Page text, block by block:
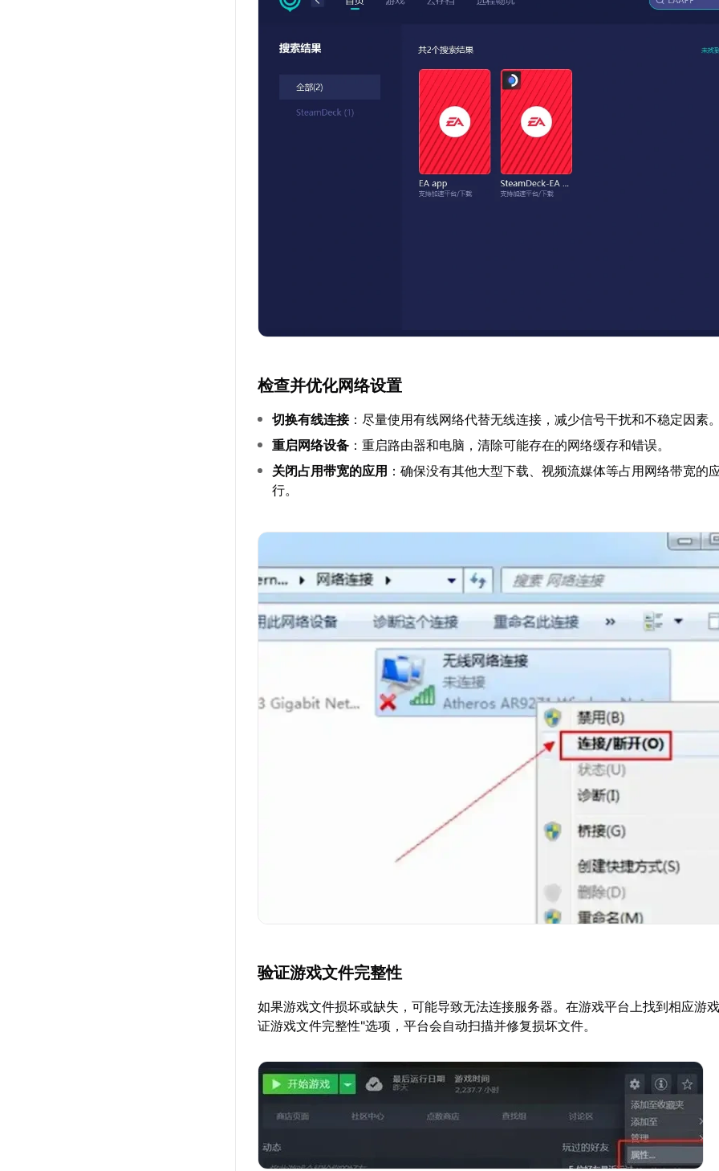
检查并优化网络设置
切换有线连接：尽量使用有线网络代替无线连接，减少信号干扰和不稳定因素
重启网络设备 ：重启路由器和电脑，清除可能存在的网络缓存和错误。
关闭占用带宽的应用 ：确保没有其他大型下载、视频流媒体等占用网络带宽的
行。
验证游戏文件完整性
如果游戏文件损坏或缺失，可能导致无法连接服务器。在游戏平台上找到相应游
证游戏文件完整性"选项，平台会自动扫描并修复损坏文件。